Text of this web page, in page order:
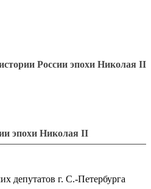
России эпохи Николая II
эпохи Николая II
депутатов г. С.-Петербурга